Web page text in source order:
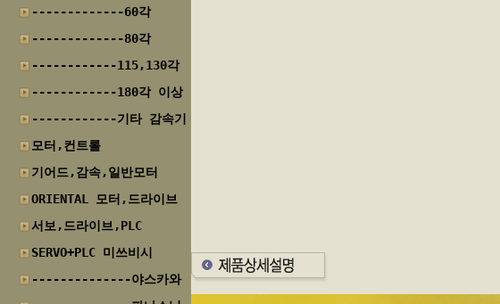
-------------60각
-------------80각
------------115,130각
------------180각 이상
------------기타 감속기
모터,컨트롤
기어드,감속,일반모터
ORIENTAL 모터,드라이브
서보,드라이브,PLC
SERVO+PLC 미쓰비시
--------------야스카와